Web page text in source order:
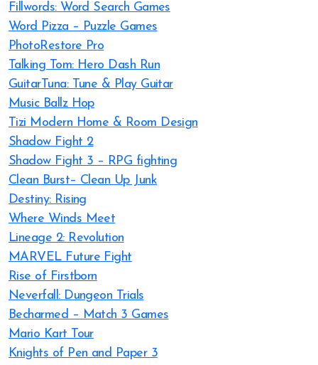
Fillwords: Word Search Games
Word Pizza – Puzzle Games
PhotoRestore Pro
Talking Tom: Hero Dash Run
GuitarTuna: Tune & Play Guitar
Music Ballz Hop
Tizi Modern Home & Room Design
Shadow Fight 2
Shadow Fight 3 – RPG fighting
Clean Burst– Clean Up Junk
Destiny: Rising
Where Winds Meet
Lineage 2: Revolution
MARVEL Future Fight
Rise of Firstborn
Neverfall: Dungeon Trials
Becharmed – Match 3 Games
Mario Kart Tour
Knights of Pen and Paper 3